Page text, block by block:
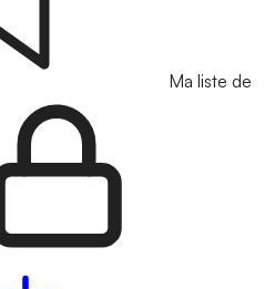
Ma liste de